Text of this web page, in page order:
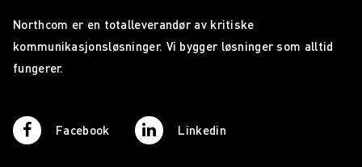
Northcom er en totalleverandør av kritiske
kommunikasjonsløsninger. Vi bygger løsninger som alltid
fungerer.
Facebook Linkedin